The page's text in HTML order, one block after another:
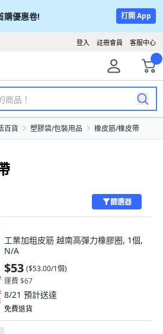
購優惠卷! 打開 App
客服中心
註冊會員
登入
百貨 塑膠袋/包裝用品 橡皮筋/橡皮帶
篩選器
工業加粗皮筋 越南高彈力橡膠圈, 1個,
N/A
$53 ($53.00/1個)
運費 $67
8/21 預計送達
免費退貨